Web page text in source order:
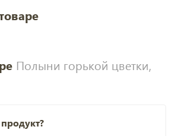
Полыни горькой цветки,